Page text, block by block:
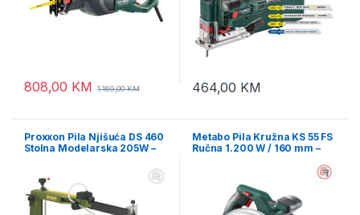
808,00 KM 1.169,00KM 464,00 KM
Proxxon Pila Njišuća DS 460
Stolna Modelarska 205W –
Metabo Pila Kružna KS 55 FS
Ručna 1.200 W / 160 mm –